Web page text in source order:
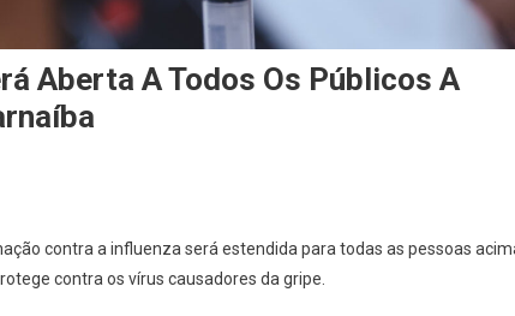
Aberta A Todos Os Públicos A
contra a influenza será estendida para todas as pessoas
contra os vírus causadores da gripe.